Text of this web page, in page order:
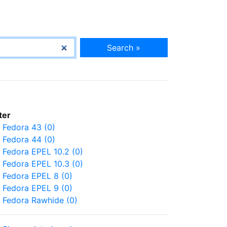
Search »
Fedora 43 (0)
Fedora 44 (0)
Fedora EPEL 10.2 (0)
Fedora EPEL 10.3 (0)
Fedora EPEL 8 (0)
Fedora EPEL 9 (0)
Fedora Rawhide (0)